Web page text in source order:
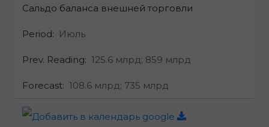
Сальдо баланса внешней торговли
Period: Июль
Prev. Reading: 125.6 млрд; 859 млрд
Forecast: 108.6 млрд; 735 млрд